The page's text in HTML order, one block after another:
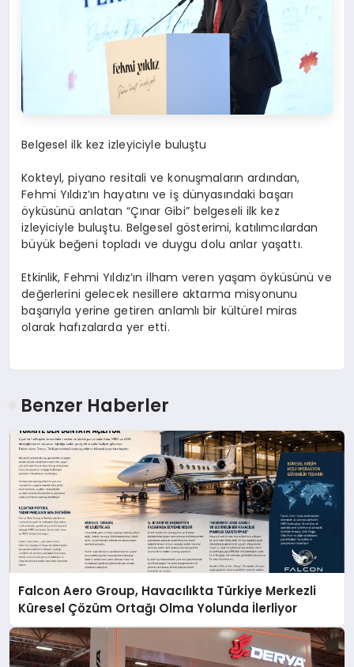
Belgesel ilk kez izleyiciyle buluştu
Kokteyl, piyano resitali ve konuşmaların ardından,
Fehmi Yıldız’ın hayatını ve iş dünyasındaki başarı
öyküsünü anlatan “Çınar Gibi” belgeseli ilk kez
izleyiciyle buluştu. Belgesel gösterimi, katılımcılardan
büyük beğeni topladı ve duygu dolu anlar yaşattı.
Etkinlik, Fehmi Yıldız’ın ilham veren yaşamöyküsünü ve
değerlerini gelecek nesillere aktarma misyonunu
başarıyla yerine getiren anlamlı bir kültürel miras
olarak hafızalarda yer etti.
Benzer Haberler
Falcon Aero Group, Havacılıkta Türkiye Merkezli
Küresel Çözüm Ortağı Olma Yolunda İlerliyor